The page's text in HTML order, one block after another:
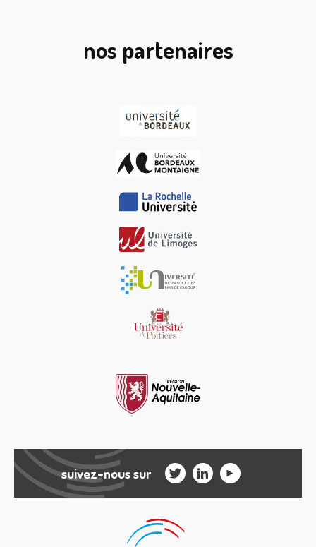
nos partenaires
suivez-nous sur